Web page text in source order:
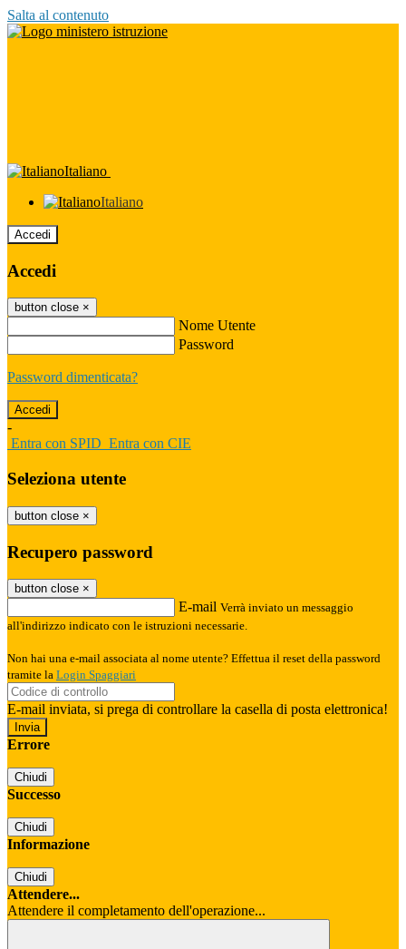
Salta al contenuto
Italiano
Italiano
Accedi
Accedi
button close ×
Nome Utente
Password
Password dimenticata?
-
Entra con SPID Entra con CIE
Seleziona utente
button close ×
Recupero password
button close ×
E-mail Verrà inviato un messaggio
all'indirizzo indicato con le istruzioni necessarie.
Non hai una e-mail associata al nome utente? Effettua il reset della password
tramite la Login Spaggiari
E-mail inviata, si prega di controllare la casella di posta elettronica!
Errore
Chiudi
Successo
Chiudi
Informazione
Chiudi
Attendere...
Attendere il completamento dell'operazione...